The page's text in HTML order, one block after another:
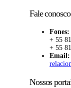
Fale conosco
Fones:
+ 55
+ 55
Email:
Nossos